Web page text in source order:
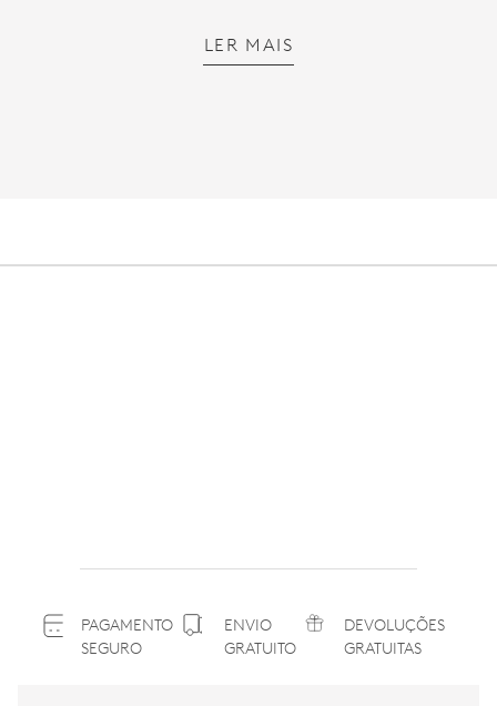
LER MAIS
PAGAMENTO
SEGURO
ENVIO
GRATUITO
DEVOLUÇÕES
GRATUITAS